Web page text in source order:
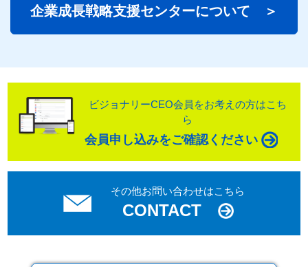
企業成長戦略支援センターについて ＞
ビジョナリーCEO会員をお考えの方はこち
ら
会員申し込みをご確認ください
その他お問い合わせはこちら
CONTACT